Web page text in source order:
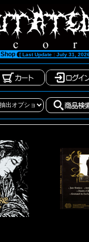
[ Last Update : July 31,